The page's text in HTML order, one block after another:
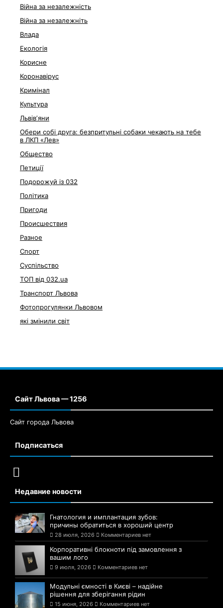
Війна за незалежність
Війна за незалежніть
Влада
Екологія
Корисне
Коронавірус
Кримінал
Культура
Львівʼяни
Обери собі друга: безпритульні собаки чекають на тебе
в ЛКП «Лев»
Общество
Петиції
Подорожуй із 032
Політика
Пригоди
Происшествия
Разное
Спорт
Суспільство
ТОП від 032.ua
Транспорт Львова
Фотопрогулянки Львовом
які змінили світ
Сайт Львова — 1256
Сайт города Львова
Подписаться
Недавние новости
Гнатология и имплантация зубов:
причины обратиться в хороший центр
28 июля, 2026 Комментариев нет
Корпоративні блокноти під замовлення з
вашим лого
9 июля, 2026 Комментариев нет
Модульні ємності в Києві – надійне
рішення для зберігання рідин
15 июня, 2026 Комментариев нет